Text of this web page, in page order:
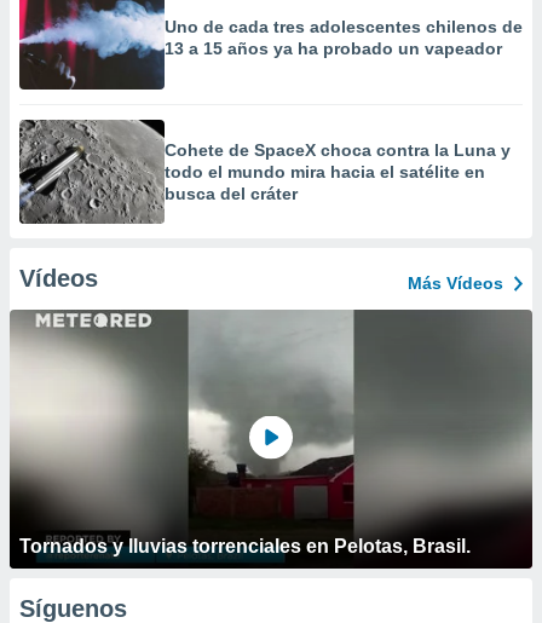
Uno de cada tres adolescentes chilenos de
13 a 15 años ya ha probado un vapeador
Cohete de SpaceX choca contra la Luna y
todo el mundo mira hacia el satélite en
busca del cráter
Vídeos Más Vídeos
Tornados y lluvias torrenciales en Pelotas, Brasil.
Síguenos